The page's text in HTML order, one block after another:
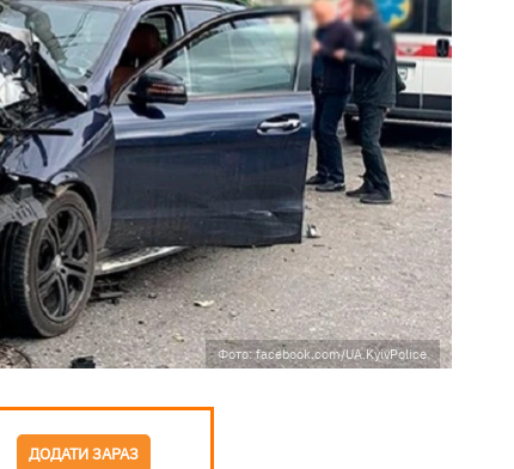
Фото: facebook.com/UA.KyivPolice
ДОДАТИ ЗАРАЗ